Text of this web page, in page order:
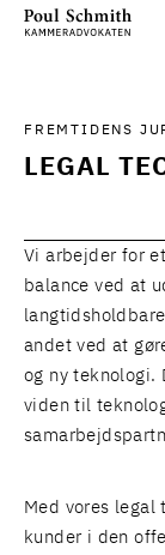
LEGAL
FREMTIDENS
Vi arbejder for
balance ved at
andet ved at
og ny teknologi.
viden til
Med vores legal
kunder i den